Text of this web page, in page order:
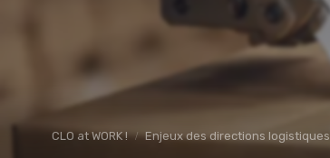
CLO at WORK ! Enjeux des directions logistiques